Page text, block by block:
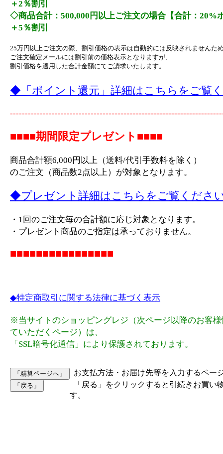
＋2％割引
◇商品合計：500,000円以上ご注文の場合【合計：20%
＋5％割引
25万円以上ご注文の際、割引価格の表示は自動的には反映されませんた
ご注文確定メールには割引前の価格表示となりますが、
割引価格を適用した合計金額にてご請求いたします。
◆「ポイント還元」詳細はこちらをご覧
■■■■期間限定プレゼント■■■■
商品合計額6,000円以上（送料/代引手数料を除く）
のご注文（商品数2点以上）が対象となります。
◆プレゼント詳細はこちらをご覧くださ
・1回のご注文毎の合計額に応じ対象となります。
・プレゼント商品のご指定は承っておりません。
■■■■■■■■■■■■■■■■
◆特定商取引に関する法律に基づく表示
※当サイトのショッピングレジ（次ページ以降のお客
ていただくページ）は、
「SSL暗号化通信」により保護されております。
お支払方法・お届け先等を入力するペー
「戻る」をクリックすると引続きお買い
す。